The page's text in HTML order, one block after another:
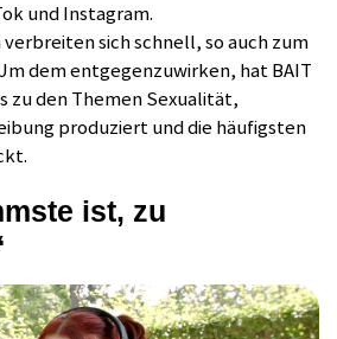
und Instagram.
sich schnell, so auch zum
dem entgegenzuwirken, hat BAIT
zu den Themen Sexualität,
produziert und die häufigsten
ist, zu